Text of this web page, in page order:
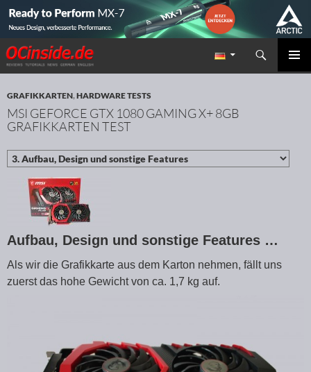
Redaktion ocinside.de PC Hardware Portal
Suchen
ZUM INHALT SPRINGEN
GRAFIKKARTEN,HARDWARE TESTS
MSI GEFORCE GTX 1080 GAMING X+ 8GB
GRAFIKKARTEN TEST
Aufbau, Design und sonstige Features …
Als wir die Grafikkarte aus dem Karton nehmen, fällt uns
zuerst das hohe Gewicht von ca. 1,7 kg auf.